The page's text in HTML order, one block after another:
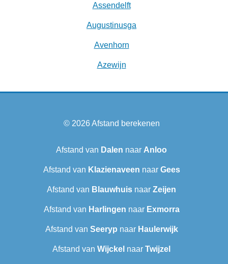
Assendelft
Augustinusga
Avenhorn
Azewijn
© 2026Afstand berekenen
Afstand van Dalen naar Anloo
Afstand van Klazienaveen naar Gees
Afstand van Blauwhuis naar Zeijen
Afstand van Harlingen naar Exmorra
Afstand van Seeryp naar Haulerwijk
Afstand van Wijckel naar Twijzel